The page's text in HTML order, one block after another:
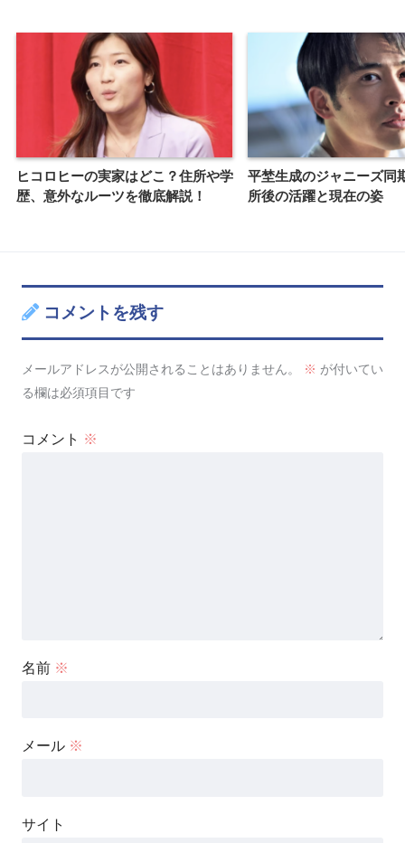
ヒコロヒーの実家はどこ？住所や学
歴、意外なルーツを徹底解説！
平埜生成のジャニーズ同
所後の活躍と現在の姿
コメントを残す
メールアドレスが公開されることはありません。 ※ が付いてい
る欄は必須項目です
コメント ※
名前 ※
メール ※
サイト